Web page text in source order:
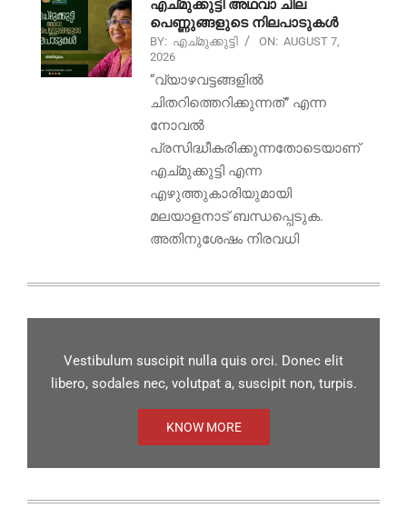
എച്മുക്കുട്ടി അഥവാ ചില
പെണ്ണുങ്ങളുടെ നിലപാടുകൾ
BY: എച്മുക്കുട്ടി ON: AUGUST 7,
2026
“വ്യാഴവട്ടങ്ങളിൽ
ചിതറിത്തെറിക്കുന്നത്” എന്ന
നോവൽ
പ്രസിദ്ധീകരിക്കുന്നതോടെയാണ്
എച്മുക്കുട്ടി എന്ന
എഴുത്തുകാരിയുമായി
മലയാളനാട് ബന്ധപ്പെടുക.
അതിനുശേഷം നിരവധി
Vestibulum suscipit nulla quis orci. Donec elit
libero, sodales nec, volutpat a, suscipit non, turpis.
KNOW MORE